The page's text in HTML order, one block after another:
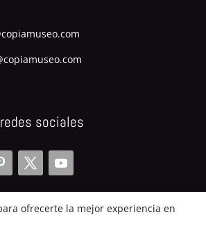
sociales
ofrecerte la mejor experiencia en